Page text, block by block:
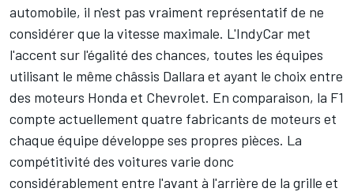
automobile, il n'est pas vraiment représentatif de ne
considérer que la vitesse maximale. L'IndyCar met
l'accent sur l'égalité des chances, toutes les équipes
utilisant le même châssis Dallara et ayant le choix entre
des moteurs Honda et Chevrolet. En comparaison, la F1
compte actuellement quatre fabricants de moteurs et
chaque équipe développe ses propres pièces. La
compétitivité des voitures varie donc
considérablement entre l'avant à l'arrière de la grille et